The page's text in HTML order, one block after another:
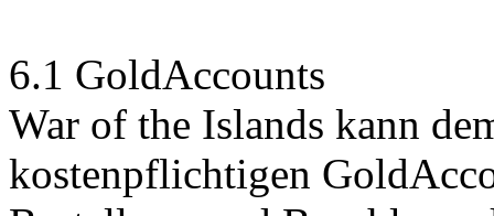
6.1 GoldAccounts
War of the Islands kann
kostenpflichtigen